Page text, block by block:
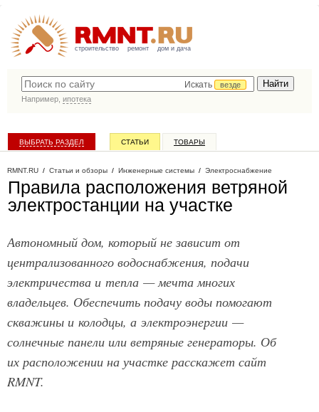
строительство ремонт дом и дача
Искать
везде
Например, ипотека
ВЫБРАТЬ РАЗДЕЛ СТАТЬИ ТОВАРЫ
RMNT.RU / Статьи и обзоры / Инженерные системы / Электроснабжение
Правила расположения ветряной
электростанции на участке
Автономный дом, который не зависит от
централизованного водоснабжения, подачи
электричества и тепла — мечта многих
владельцев. Обеспечить подачу воды помогают
скважины и колодцы, а электроэнергии —
солнечные панели или ветряные генераторы. Об
их расположении на участке расскажет сайт
RMNT.